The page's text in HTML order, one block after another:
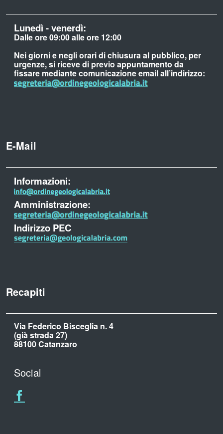
Lunedì - venerdì:
Dalle ore 09:00 alle ore 12:00
Nei giorni e negli orari di chiusura al pubblico, per
urgenze, si riceve di previo appuntamento da
fissare mediante comunicazione email all’indirizzo:
E-Mail
Informazioni:
Amministrazione:
Indirizzo PEC
Recapiti
Via Federico Bisceglia n. 4
(già strada 27)
88100 Catanzaro
Social